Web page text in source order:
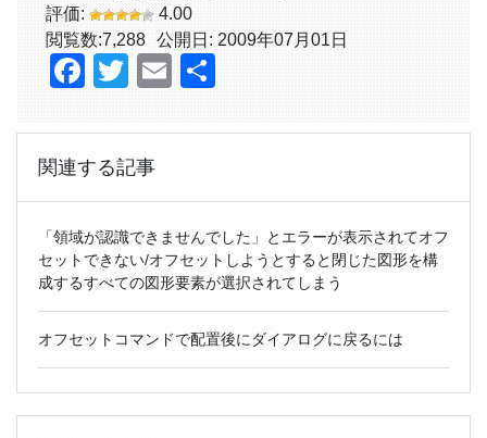
評価:
4.00
閲覧数:7,288 公開日: 2009年07月01日
Facebook
TwitterEmail
関連する記事
「領域が認識できませんでした」とエラーが表示されてオフ
セットできない/オフセットしようとすると閉じた図形を構
成するすべての図形要素が選択されてしまう
オフセットコマンドで配置後にダイアログに戻るには